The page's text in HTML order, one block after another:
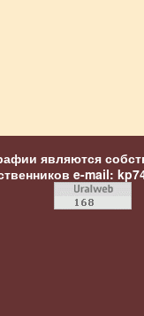
являются
e-mail: